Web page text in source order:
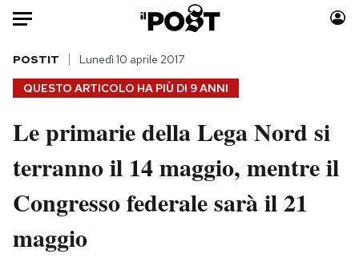
Auto
HOME
Italia
Politica
Tecnologia
Scienza
Moda
Consumismi
Storie/Idee
QUESTO ARTICOLO HA PIÙ DI 9 ANNI
POSTIT Lunedì 10 aprile 2017
Le primarie della Lega Nord si
terranno il 14 maggio, mentre il
Congresso federale sarà il 21
maggio